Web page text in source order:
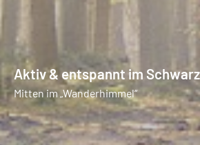
Aktiv & entspannt im
Mitten im „Wanderhimmel“